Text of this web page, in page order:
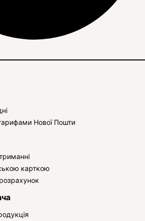
Нової Пошти
карткою